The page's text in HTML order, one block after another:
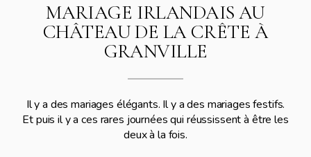
MARIAGE IRLANDAIS AU
CHÂTEAU DE LA CRÊTE À
GRANVILLE
Il y a des mariages élégants. Il y a des mariages festifs.
Et puis il y a ces rares journées qui réussissent à être les
deux à la fois.